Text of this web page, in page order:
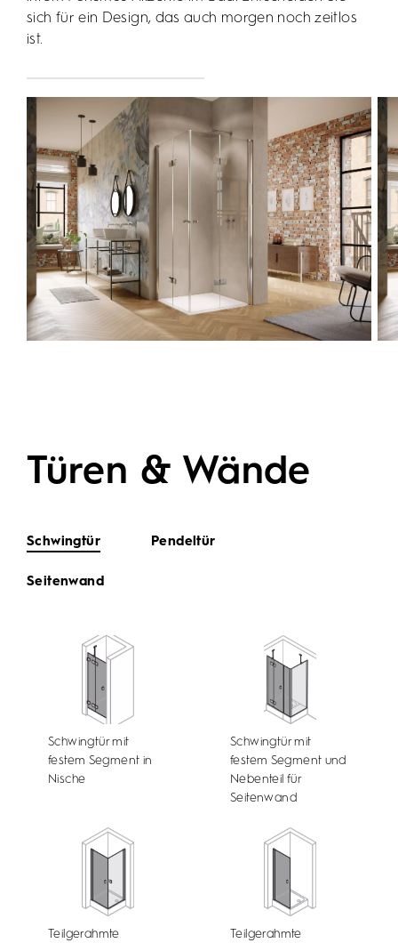
sich für ein Design, das auch morgen noch zeitlos
ist.
Türen & Wände
Schwingtür Pendeltür
Seitenwand
Schwingtür mit
festem Segment in
Nische
Schwingtür mit
festem Segment und
Nebenteil für
Seitenwand
Teilgerahmte
Teilgerahmte